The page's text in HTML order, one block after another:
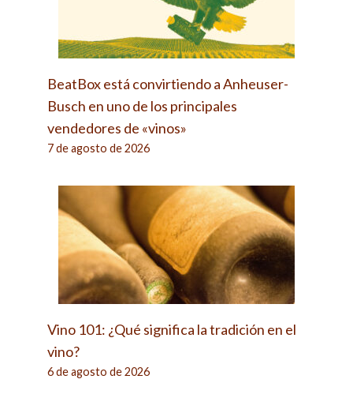
BeatBox está convirtiendo a Anheuser-
Busch en uno de los principales
vendedores de «vinos»
7 de agosto de 2026
Vino 101: ¿Qué significa la tradición en el
vino?
6 de agosto de 2026